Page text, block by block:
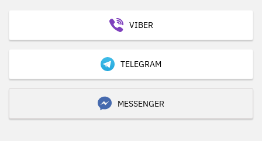
VIBER
TELEGRAM
MESSENGER